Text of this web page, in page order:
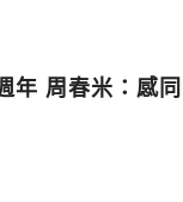
年 周春米：感同